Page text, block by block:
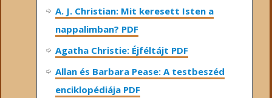
A. J. Christian: Mit keresett Isten a
nappalimban? PDF
Agatha Christie: Éjféltájt PDF
Allan és Barbara Pease: A testbeszéd
enciklopédiája PDF